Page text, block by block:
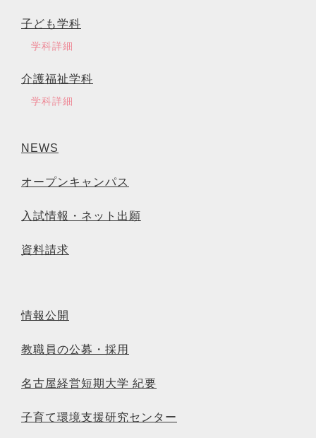
子ども学科
学科詳細
介護福祉学科
学科詳細
NEWS
オープンキャンパス
入試情報・ネット出願
資料請求
情報公開
教職員の公募・採用
名古屋経営短期大学 紀要
子育て環境支援研究センター